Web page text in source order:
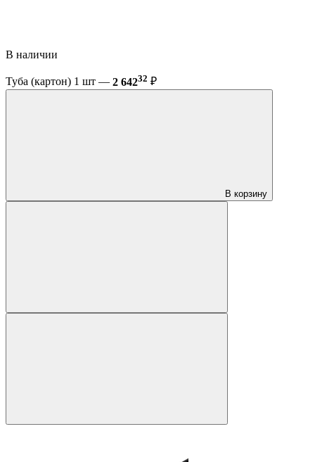
В наличии
Туба (картон) 1 шт — 2 64232 ₽
В корзину